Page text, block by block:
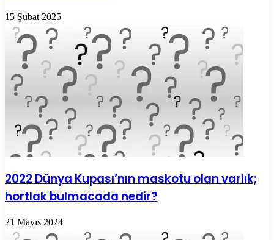
15 Şubat 2025
2022 Dünya Kupası’nın maskotu olan varlık;
hortlak bulmacada nedir?
21 Mayıs 2024